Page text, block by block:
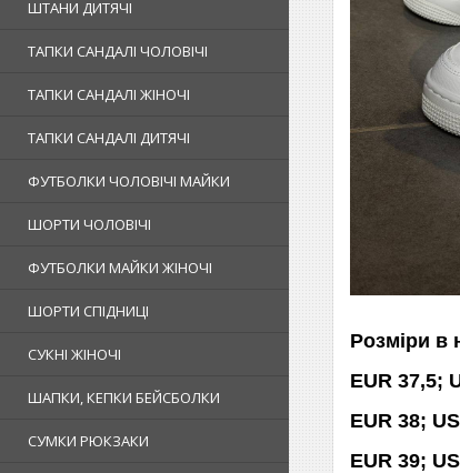
ШТАНИ ДИТЯЧІ
ТАПКИ САНДАЛІ ЧОЛОВІЧІ
ТАПКИ САНДАЛІ ЖІНОЧІ
ТАПКИ САНДАЛІ ДИТЯЧІ
ФУТБОЛКИ ЧОЛОВІЧІ МАЙКИ
ШОРТИ ЧОЛОВІЧІ
ФУТБОЛКИ МАЙКИ ЖІНОЧІ
ШОРТИ СПІДНИЦІ
СУКНІ ЖІНОЧІ
ШАПКИ, КЕПКИ БЕЙСБОЛКИ
СУМКИ РЮКЗАКИ
Розміри в
EUR 37,5;
EUR 38;
EUR 39;